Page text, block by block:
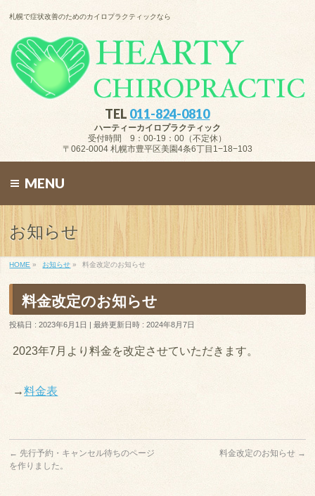
札幌で症状改善のためのカイロプラクティックなら
TEL 011-824-0810
ハーティーカイロプラクティック
受付時間 9：00-19：00（不定休）
〒062-0004 札幌市豊平区美園4条6丁目1−18−103
MENU
お知らせ
HOME » お知らせ » 料金改定のお知らせ
料金改定のお知らせ
投稿日 : 2023年6月1日 最終更新日時 : 2024年8月7日
2023年7月より料金を改定させていただきます。
→料金表
← 先行予約・キャンセル待ちのページ
を作りました。
料金改定のお知らせ →